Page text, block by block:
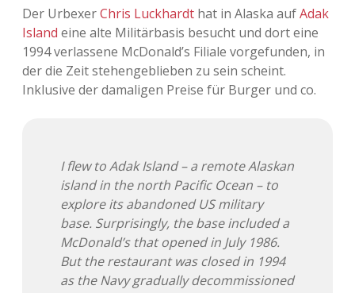
Der UrbexerChris Luckhardt hat in Alaska aufAdak
Island eine alte Militärbasis besucht und dort eine
1994 verlassene McDonald’s Filiale vorgefunden, in
der die Zeit stehengeblieben zu sein scheint.
Inklusive der damaligen Preise für Burger und co.
I flew to Adak Island – a remote Alaskan
island in the north Pacific Ocean – to
explore its abandoned US military
base. Surprisingly, the base included a
McDonald’s that opened in July 1986.
But the restaurant was closed in 1994
as the Navy gradually decommissioned